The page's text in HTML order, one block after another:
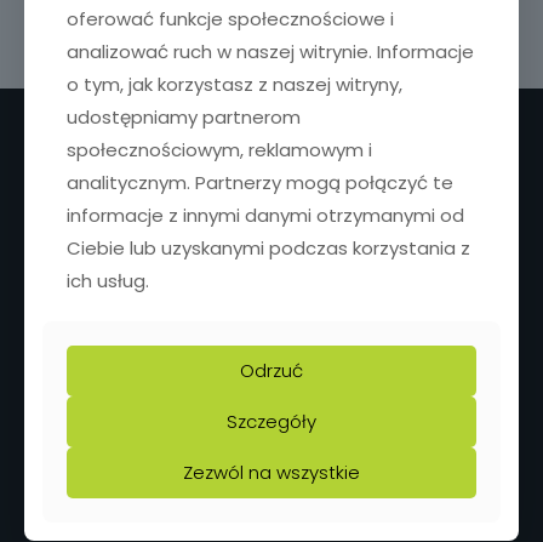
Projektowanie i budowa maszyn oraz
zautomatyzowanych linii produkcyjnych dla różnych
oferować funkcje społecznościowe i
analizować ruch w naszej witrynie. Informacje
o tym, jak korzystasz z naszej witryny,
udostępniamy partnerom
społecznościowym, reklamowym i
analitycznym. Partnerzy mogą połączyć te
informacje z innymi danymi otrzymanymi od
Ciebie lub uzyskanymi podczas korzystania z
ich usług.
Odrzuć
Szczegóły
Zezwól na wszystkie